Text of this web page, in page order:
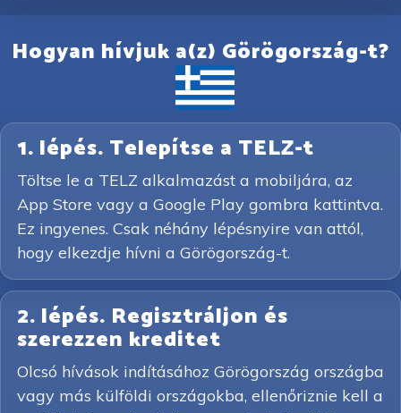
Hogyan hívjuk a(z) Görögország-t?
1. lépés. Telepítse a TELZ-t
Töltse le a TELZ alkalmazást a mobiljára, az
App Store vagy a Google Play gombra kattintva.
Ez ingyenes. Csak néhány lépésnyire van attól,
hogy elkezdje hívni a Görögország-t.
2. lépés. Regisztráljon és
szerezzen kreditet
Olcsó hívások indításához Görögország országba
vagy más külföldi országokba, ellenőriznie kell a